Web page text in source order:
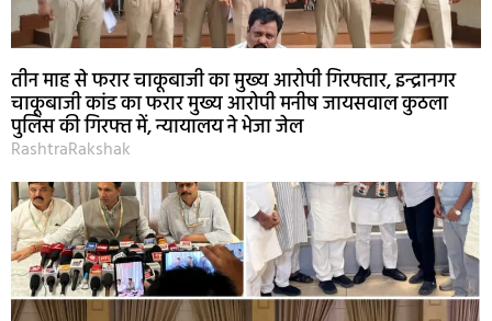
तीन माह से फरार चाकूबाजी का मुख्य आरोपी गिरफ्तार, इन्द्रानगर
चाकूबाजी कांड का फरार मुख्य आरोपी मनीष जायसवाल कुठला
पुलिस की गिरफ्त में, न्यायालय ने भेजा जेल
RashtraRakshak